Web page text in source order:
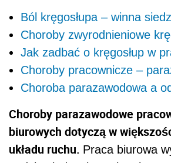
Ból kręgosłupa – winna
Choroby zwyrodnieniowe
Jak zadbać o kręgosłup w
Choroby pracownicze –
Choroba parazawodowa a
Choroby parazawodowe
biurowych dotyczą w
układu ruchu. Praca biurowa